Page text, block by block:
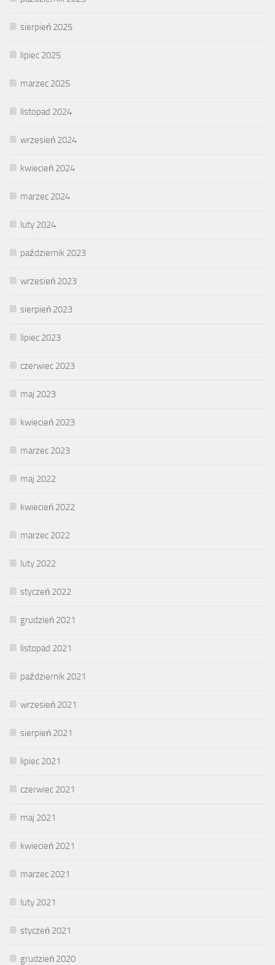
sierpień 2025
lipiec 2025
marzec 2025
listopad 2024
wrzesień 2024
kwiecień 2024
marzec 2024
luty 2024
październik 2023
wrzesień 2023
sierpień 2023
lipiec 2023
czerwiec 2023
maj 2023
kwiecień 2023
marzec 2023
maj 2022
kwiecień 2022
marzec 2022
luty 2022
styczeń 2022
grudzień 2021
listopad 2021
październik 2021
wrzesień 2021
sierpień 2021
lipiec 2021
czerwiec 2021
maj 2021
kwiecień 2021
marzec 2021
luty 2021
styczeń 2021
grudzień 2020